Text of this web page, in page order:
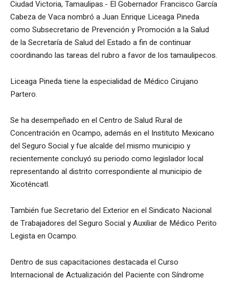
Ciudad Victoria, Tamaulipas.- El Gobernador Francisco García
Cabeza de Vaca nombró a Juan Enrique Liceaga Pineda
como Subsecretario de Prevención y Promoción a la Salud
de la Secretaría de Salud del Estado a fin de continuar
coordinando las tareas del rubro a favor de los tamaulipecos.
Liceaga Pineda tiene la especialidad de Médico Cirujano
Partero.
Se ha desempeñado en el Centro de Salud Rural de
Concentración en Ocampo, además en el Instituto Mexicano
del Seguro Social y fue alcalde del mismo municipio y
recientemente concluyó su periodo como legislador local
representando al distrito correspondiente al municipio de
Xicoténcatl.
También fue Secretario del Exterior en el Sindicato Nacional
de Trabajadores del Seguro Social y Auxiliar de Médico Perito
Legista en Ocampo.
Dentro de sus capacitaciones destacada el Curso
Internacional de Actualización del Paciente con Síndrome